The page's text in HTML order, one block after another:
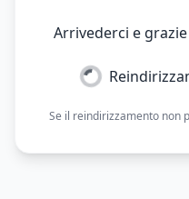
Arrivederci e
Se il reindirizzamento non